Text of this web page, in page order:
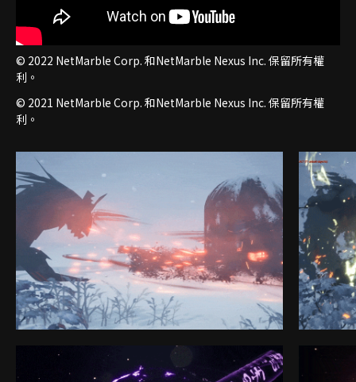
© 2022 NetMarble Corp. 和NetMarble Nexus Inc. 保留所有權
利。
© 2021 NetMarble Corp. 和NetMarble Nexus Inc. 保留所有權
利。